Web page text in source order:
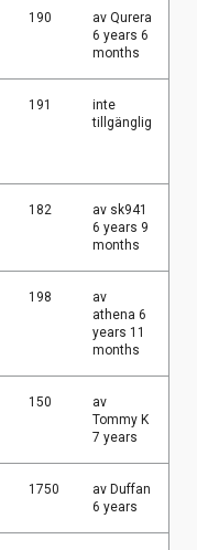
190 av Qurera
6 years 6
months
191
inte
tillgänglig
182 av sk941
6 years 9
months
198
av
athena 6
years 11
months
150
av
Tommy K
7 years
1750 av Duffan
6 years